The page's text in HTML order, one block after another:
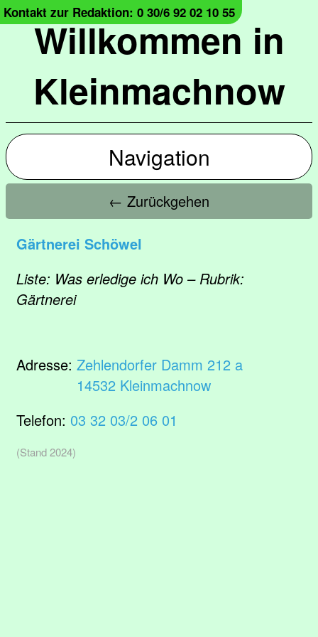
Willkommen in
Kleinmachnow
Kontakt zur Redaktion: 0 30/6 92 02 10 55
Navigation
← Zurückgehen
Gärtnerei Schöwel
Liste: Was erledige ich Wo – Rubrik:
Gärtnerei
Adresse: Zehlendorfer Damm 212 a
14532 Kleinmachnow
Telefon: 03 32 03/2 06 01
(Stand 2024)